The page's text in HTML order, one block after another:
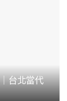
台北當代